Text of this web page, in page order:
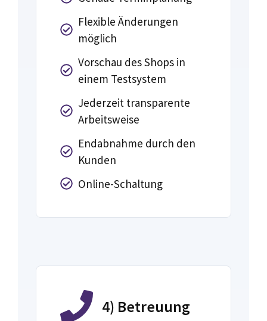
Flexible Änderungen
möglich
Vorschau des Shops in
einem Testsystem
Jederzeit transparente
Arbeitsweise
Endabnahme durch den
Kunden
Online-Schaltung
4) Betreuung